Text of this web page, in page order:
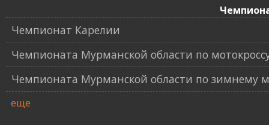
Чемпионат Карелии
Чемпионата Мурманской области по
Чемпионата Мурманской области по зимнему
еще